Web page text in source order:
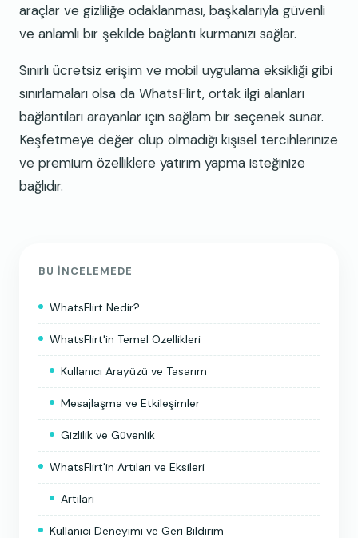
araçlar ve gizliliğe odaklanması, başkalarıyla güvenli
ve anlamlı bir şekilde bağlantı kurmanızı sağlar.
Sınırlı ücretsiz erişim ve mobil uygulama eksikliği gibi
sınırlamaları olsa da WhatsFlirt, ortak ilgi alanları
bağlantıları arayanlar için sağlam bir seçenek sunar.
Keşfetmeye değer olup olmadığı kişisel tercihlerinize
ve premium özelliklere yatırım yapma isteğinize
bağlıdır.
BU INCELEMEDE
WhatsFlirt Nedir?
WhatsFlirt'in Temel Özellikleri
Kullanıcı Arayüzü ve Tasarım
Mesajlaşma ve Etkileşimler
Gizlilik ve Güvenlik
WhatsFlirt'in Artıları ve Eksileri
Artıları
Kullanıcı Deneyimi ve Geri Bildirim